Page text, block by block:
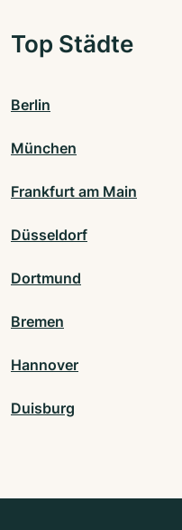
Top Städte
Berlin
München
Frankfurt am Main
Düsseldorf
Dortmund
Bremen
Hannover
Duisburg